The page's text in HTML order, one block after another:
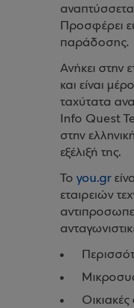
Προσφέρει
παράδοσης.
Ανήκει στην
και είναι
ταχύτατα
Info Quest
στην
εξέλιξή της.
Το you.gr
εταιρειών